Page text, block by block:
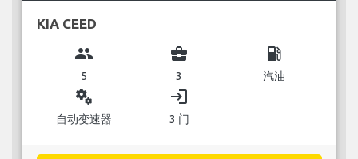
KIA CEED
group
5
business_center
3
local_gas_station
汽油
miscellaneous_services
自动变速器
login
3 门